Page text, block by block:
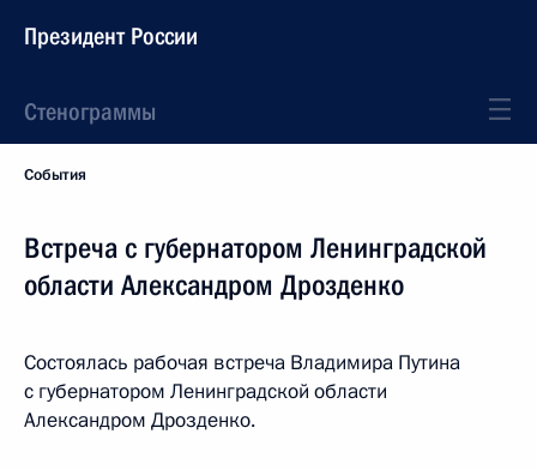
Президент России
Стенограммы
События
Встреча с губернатором Ленинградской
области Александром Дрозденко
Состоялась рабочая встреча Владимира Путина
с губернатором Ленинградской области
Александром Дрозденко.